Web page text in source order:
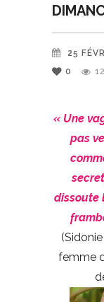
25
0
« Une
pas
dissoute
femme